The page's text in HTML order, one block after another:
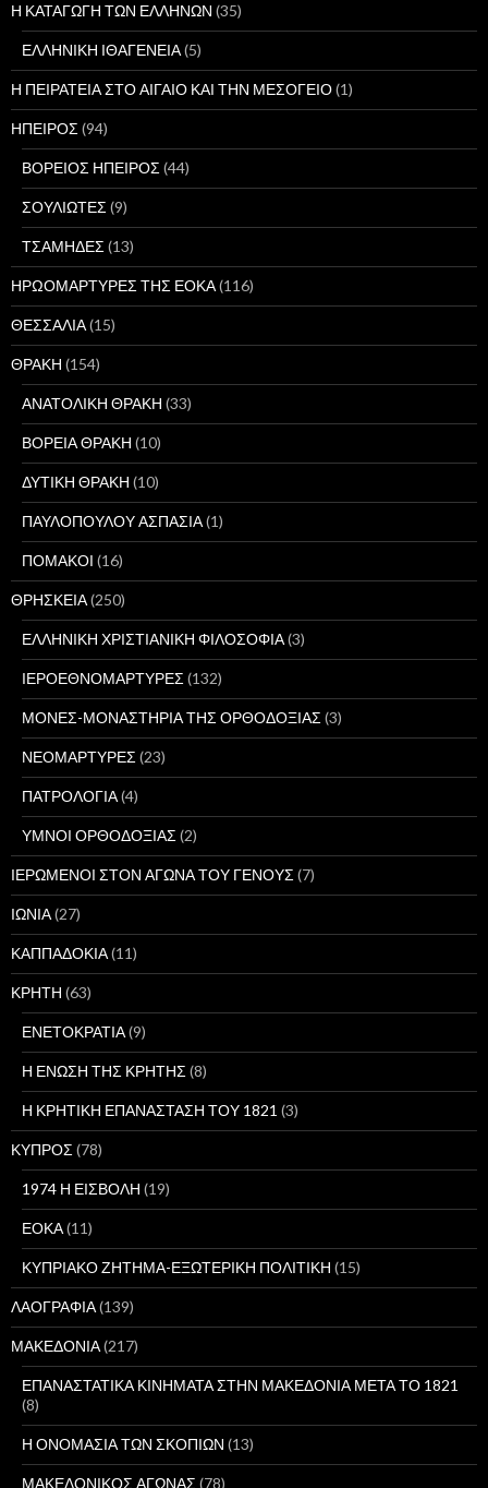
Η ΚΑΤΑΓΩΓΗ ΤΩΝ ΕΛΛΗΝΩΝ (35)
ΕΛΛΗΝΙΚΗ ΙΘΑΓΕΝΕΙΑ(5)
Η ΠΕΙΡΑΤΕΙΑ ΣΤΟ ΑΙΓΑΙΟ ΚΑΙ ΤΗΝ ΜΕΣΟΓΕΙΟ(1)
ΗΠΕΙΡΟΣ (94)
ΒΟΡΕΙΟΣ ΗΠΕΙΡΟΣ (44)
ΣΟΥΛΙΩΤΕΣ (9)
ΤΣΑΜΗΔΕΣ (13)
ΗΡΩΟΜΑΡΤΥΡΕΣ ΤΗΣ ΕΟΚΑ(116)
ΘΕΣΣΑΛΙΑ(15)
ΘΡΑΚΗ (154)
ΑΝΑΤΟΛΙΚΗ ΘΡΑΚΗ (33)
ΒΟΡΕΙΑ ΘΡΑΚΗ (10)
ΔΥΤΙΚΗ ΘΡΑΚΗ (10)
ΠΑΥΛΟΠΟΥΛΟΥ ΑΣΠΑΣΙΑ(1)
ΠΟΜΑΚΟΙ (16)
ΘΡΗΣΚΕΙΑ(250)
ΕΛΛΗΝΙΚΗ ΧΡΙΣΤΙΑΝΙΚΗ ΦΙΛΟΣΟΦΙΑ(3)
ΙΕΡΟΕΘΝΟΜΑΡΤΥΡΕΣ (132)
ΜΟΝΕΣ-ΜΟΝΑΣΤΗΡΙΑ ΤΗΣ ΟΡΘΟΔΟΞΙΑΣ (3)
ΝΕΟΜΑΡΤΥΡΕΣ (23)
ΠΑΤΡΟΛΟΓΙΑ(4)
ΥΜΝΟΙ ΟΡΘΟΔΟΞΙΑΣ (2)
ΙΕΡΩΜΕΝΟΙ ΣΤΟΝ ΑΓΩΝΑ ΤΟΥ ΓΕΝΟΥΣ (7)
ΙΩΝΙΑ(27)
ΚΑΠΠΑΔΟΚΙΑ(11)
ΚΡΗΤΗ (63)
ΕΝΕΤΟΚΡΑΤΙΑ(9)
Η ΕΝΩΣΗ ΤΗΣ ΚΡΗΤΗΣ (8)
Η ΚΡΗΤΙΚΗ ΕΠΑΝΑΣΤΑΣΗ ΤΟΥ 1821 (3)
ΚΥΠΡΟΣ (78)
1974 Η ΕΙΣΒΟΛΗ (19)
ΕΟΚΑ(11)
ΚΥΠΡΙΑΚΟ ΖΗΤΗΜΑ-ΕΞΩΤΕΡΙΚΗ ΠΟΛΙΤΙΚΗ (15)
ΛΑΟΓΡΑΦΙΑ(139)
ΜΑΚΕΔΟΝΙΑ(217)
ΕΠΑΝΑΣΤΑΤΙΚΑ ΚΙΝΗΜΑΤΑ ΣΤΗΝ ΜΑΚΕΔΟΝΙΑ ΜΕΤΑ ΤΟ 1821
(8)
Η ΟΝΟΜΑΣΙΑ ΤΩΝ ΣΚΟΠΙΩΝ (13)
ΜΑΚΕΔΟΝΙΚΟΣ ΑΓΩΝΑΣ (78)